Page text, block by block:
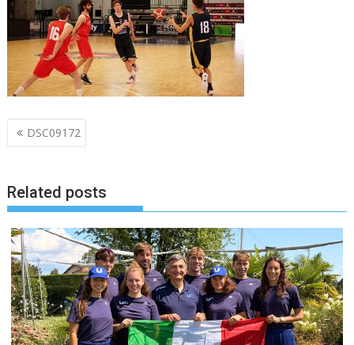
Navigazione
articoli
DSC09172
Related posts